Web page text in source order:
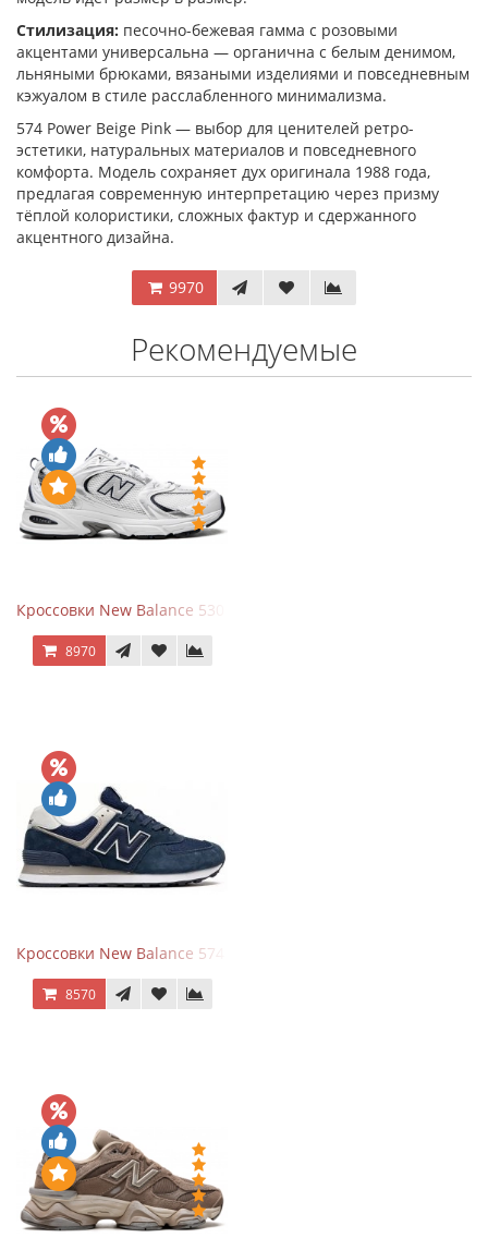
Стилизация: песочно-бежевая гамма с розовыми
акцентами универсальна — органична с белым денимом,
льняными брюками, вязаными изделиями и повседневным
кэжуалом в стиле расслабленного минимализма.
574 Power Beige Pink — выбор для ценителей ретро-
эстетики, натуральных материалов и повседневного
комфорта. Модель сохраняет дух оригинала 1988 года,
предлагая современную интерпретацию через призму
тёплой колористики, сложных фактур и сдержанного
акцентного дизайна.
9970
Рекомендуемые
Кроссовки New Balance 530 White Silver Navy
8970
Кроссовки New Balance 574 Navy Blue White
8570